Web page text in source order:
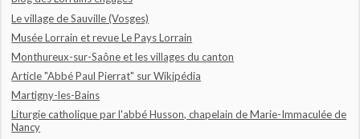
Le village de Sauville (Vosges)
Musée Lorrain et revue Le Pays Lorrain
Monthureux-sur-Saône et les villages du canton
Article "Abbé Paul Pierrat" sur Wikipédia
Martigny-les-Bains
Liturgie catholique par l'abbé Husson, chapelain de Marie-Immaculée de
Nancy